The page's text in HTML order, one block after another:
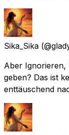
Sika_Sika
Aber
geben? Das ist
enttäuschend